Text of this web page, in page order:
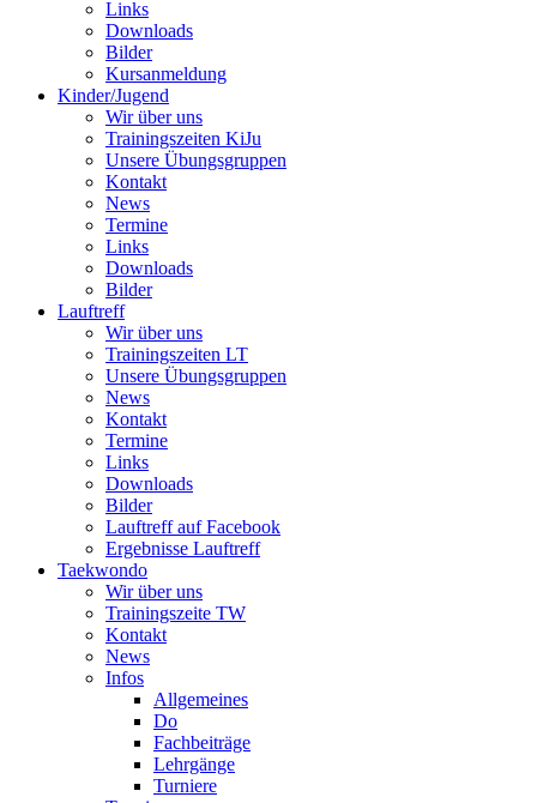
Links
Downloads
Bilder
Kursanmeldung
Kinder/Jugend
Wir über uns
Trainingszeiten KiJu
Unsere Übungsgruppen
Kontakt
News
Termine
Links
Downloads
Bilder
Lauftreff
Wir über uns
Trainingszeiten LT
Unsere Übungsgruppen
News
Kontakt
Termine
Links
Downloads
Bilder
Lauftreff auf Facebook
Ergebnisse Lauftreff
Taekwondo
Wir über uns
Trainingszeite TW
Kontakt
News
Infos
Allgemeines
Do
Fachbeiträge
Lehrgänge
Turniere